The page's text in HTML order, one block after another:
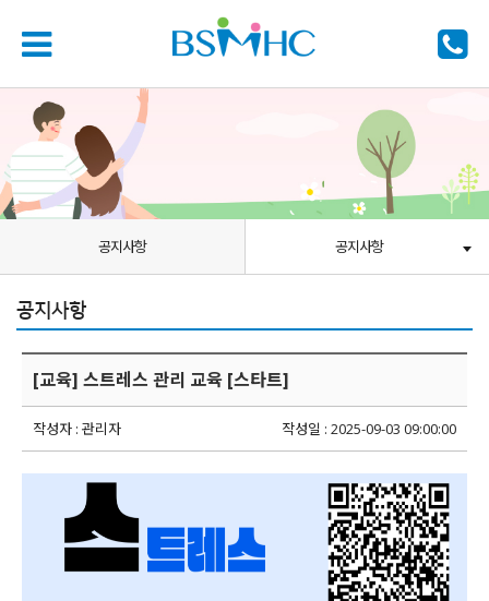
공지사항 공지사항
공지사항
[교육] 스트레스 관리 교육 [스타트]
작성자 : 관리자 작성일 : 2025-09-03 09:00:00